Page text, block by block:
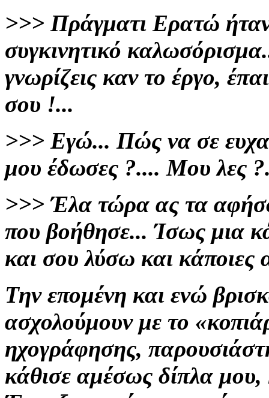
>>> Πράγματι Ερατώ
συγκινητικό
γνωρίζεις καν το έργο,
σου !...
>>> Εγώ... Πώς να σε
μου έδωσες ?.... Μου λες
>>> Έλα τώρα ας τα
που βοήθησε... Ίσως μια
και σου λύσω και κάποιες
Την επομένη και ενώ
ασχολούμουν με το
ηχογράφησης,
κάθισε αμέσως δίπλα μου,